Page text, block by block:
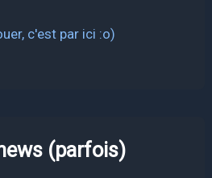
c'est par ici :o)
(parfois)